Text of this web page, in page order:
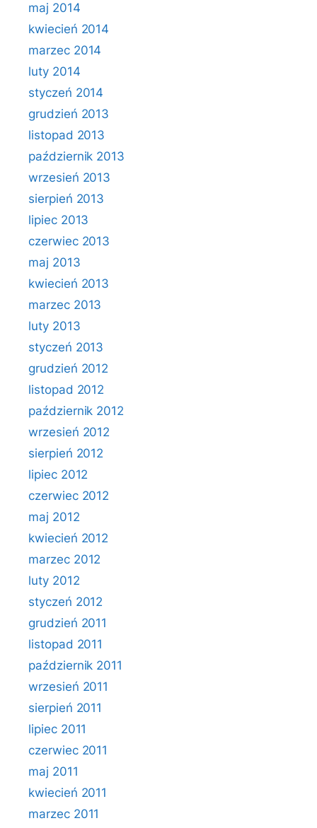
maj 2014
kwiecień 2014
marzec 2014
luty 2014
styczeń 2014
grudzień 2013
listopad 2013
październik 2013
wrzesień 2013
sierpień 2013
lipiec 2013
czerwiec 2013
maj 2013
kwiecień 2013
marzec 2013
luty 2013
styczeń 2013
grudzień 2012
listopad 2012
październik 2012
wrzesień 2012
sierpień 2012
lipiec 2012
czerwiec 2012
maj 2012
kwiecień 2012
marzec 2012
luty 2012
styczeń 2012
grudzień 2011
listopad 2011
październik 2011
wrzesień 2011
sierpień 2011
lipiec 2011
czerwiec 2011
maj 2011
kwiecień 2011
marzec 2011